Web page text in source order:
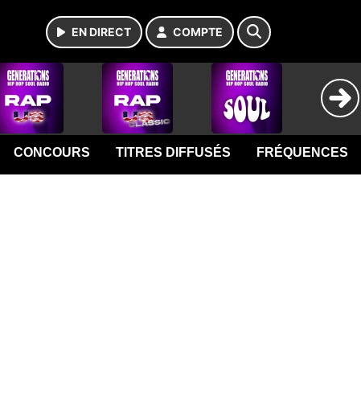
EN DIRECT COMPTE
CONCOURS TITRES DIFFUSÉS FRÉQUENCES